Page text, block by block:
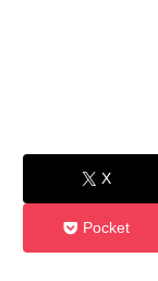
X
Pocket